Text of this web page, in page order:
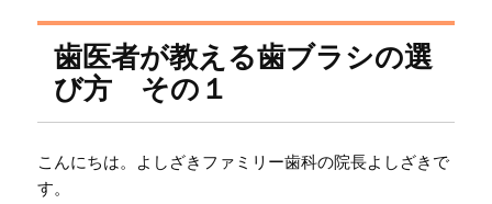
歯医者が教える歯ブラシの選
び方 その１
こんにちは。よしざきファミリー歯科の院長よしざきで
す。